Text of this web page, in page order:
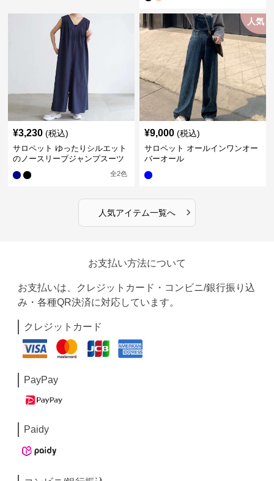
¥3,230 (税込)
サロペット ゆったりシルエット
のノースリーブジャンプスーツ
全2色
人気
¥9,000 (税込)
サロペット オールインワンオー
バーオール
人気アイテム一覧へ ›
お支払い方法について
お支払いは、クレジットカード・コンビニ/銀行振り込
み・各種QR決済に対応しています。
クレジットカード
PayPay
Paidy